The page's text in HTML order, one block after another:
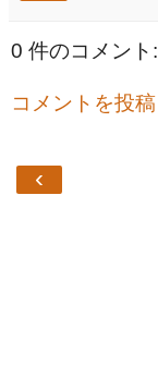
0 件のコメント:
コメントを投稿
‹